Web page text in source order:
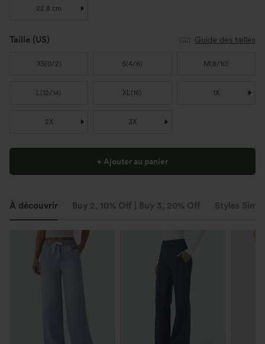
22,8 cm
Taille (US) Guide des tailles
XS(0/2) S(4/6) M (8/10)
L(12/14) XL(16) 1X
2X 3X
+ Ajouter au panier
À découvrir Buy 2, 10% Off | Buy 3, 20% Off Styles